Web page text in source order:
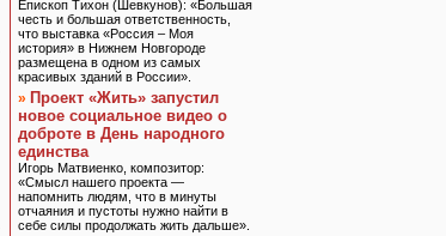
Епископ Тихон (Шевкунов): «Большая
честь и большая ответственность,
что выставка «Россия – Моя
история» в Нижнем Новгороде
размещена в одном из самых
красивых зданий в России».
» Проект «Жить» запустил
новое социальное видео о
доброте в День народного
единства
Игорь Матвиенко, композитор:
«Смысл нашего проекта —
напомнить людям, что в минуты
отчаяния и пустоты нужно найти в
себе силы продолжать жить дальше».